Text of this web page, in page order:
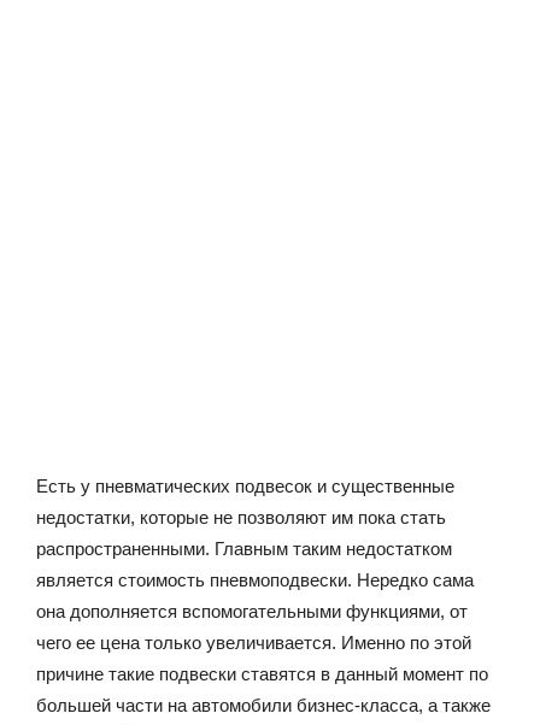
Есть у пневматических подвесок и существенные
недостатки, которые не позволяют им пока стать
распространенными. Главным таким недостатком
является стоимость пневмоподвески. Нередко сама
она дополняется вспомогательными функциями, от
чего ее цена только увеличивается. Именно по этой
причине такие подвески ставятся в данный момент по
большей части на автомобили бизнес-класса, а также